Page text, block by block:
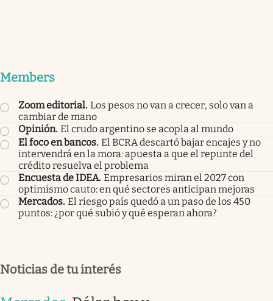
Members
Zoom editorial. Los pesos no van a crecer, solo van a
cambiar de mano
Opinión. El crudo argentino se acopla al mundo
El foco en bancos. El BCRA descartó bajar encajes y no
intervendrá en la mora: apuesta a que el repunte del
crédito resuelva el problema
Encuesta de IDEA. Empresarios miran el 2027 con
optimismo cauto: en qué sectores anticipan mejoras
Mercados. El riesgo país quedó a un paso de los 450
puntos: ¿por qué subió y qué esperan ahora?
Noticias de tu interés